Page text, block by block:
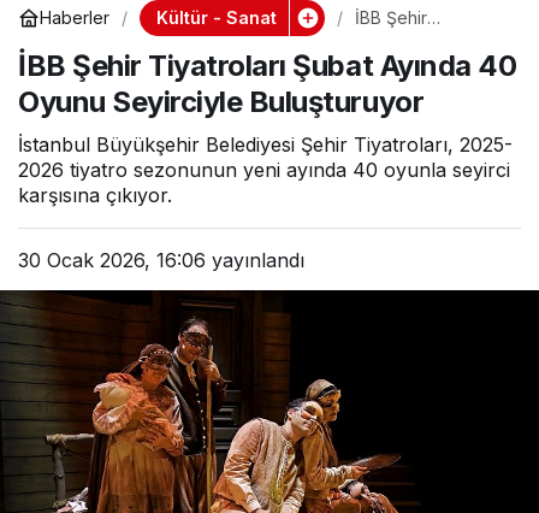
Haberler Kültür - Sanat
İBB Şehir
Ayında 40 Oyunu
Seyirciyle
Buluşturuyor
İBB Şehir Tiyatroları Şubat Ayında 40
Oyunu Seyirciyle Buluşturuyor
İstanbul Büyükşehir Belediyesi Şehir Tiyatroları, 2025-
2026 tiyatro sezonunun yeni ayında 40 oyunla seyirci
karşısına çıkıyor.
30 Ocak 2026, 16:06 yayınlandı